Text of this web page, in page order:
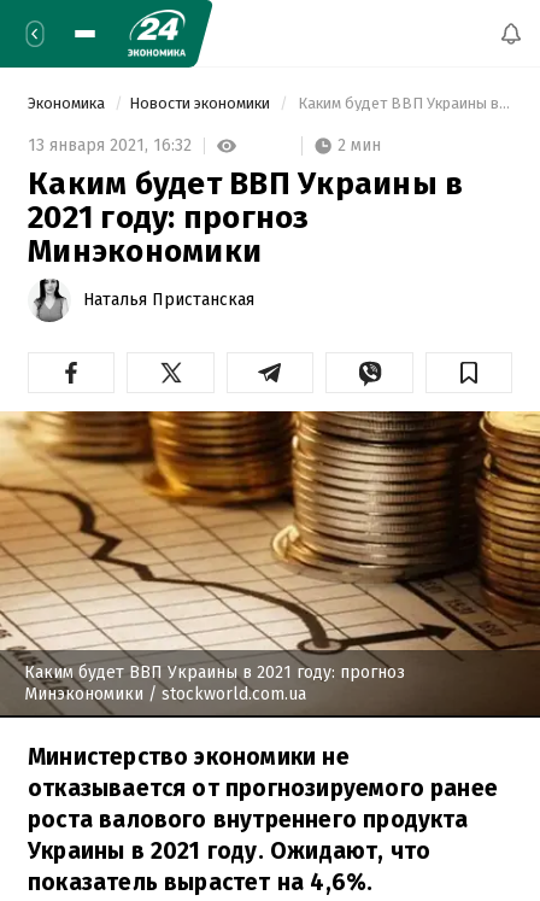
Экономика Новости экономики Каким будет ВВП Украины в 2021 году: прогноз Минэкономики
13 января 2021, 16:32 2 мин
Каким будет ВВП Украины в
2021 году: прогноз
Минэкономики
Наталья Пристанская
Каким будет ВВП Украины в 2021 году: прогноз
Минэкономики / stockworld.com.ua
Министерство экономики не
отказывается от прогнозируемого ранее
роста валового внутреннего продукта
Украины в 2021 году. Ожидают, что
показатель вырастет на 4,6%.